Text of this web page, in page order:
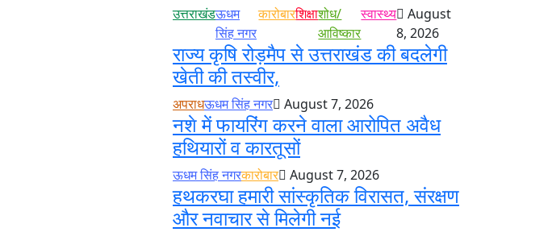
उत्तराखंडऊधम
सिंह नगर
कारोबारशिक्षाशोध/
आविष्कार
स्वास्थ्य
August
8, 2026
राज्य कृषि रोड़मैप से उत्तराखंड की बदलेगी
खेती की तस्वीर,
अपराधऊधम सिंह नगर August 7, 2026
नशे में फायरिंग करने वाला आरोपित अवैध
हथियारों व कारतूसों
ऊधम सिंह नगरकारोबार August 7, 2026
हथकरघा हमारी सांस्कृतिक विरासत, संरक्षण
और नवाचार से मिलेगी नई